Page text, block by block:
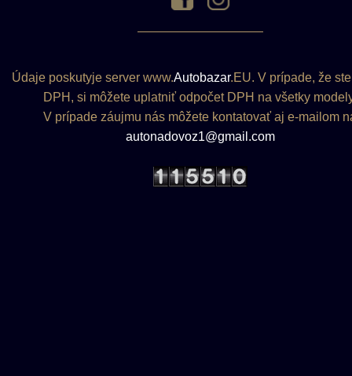
Údaje poskutyje server www.Autobazar.EU. V prípade, že
DPH, si môžete uplatniť odpočet DPH na všetky
V prípade záujmu nás môžete kontatovať aj e-mailom
autonadovoz1@gmail.com